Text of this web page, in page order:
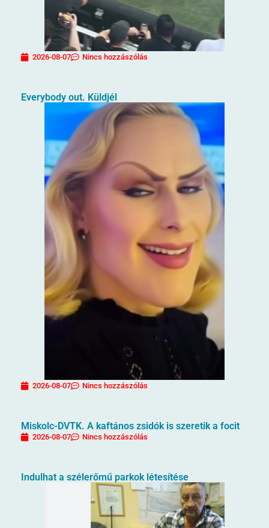
2026-08-07 Nincs hozzászólás
Everybody out. Küldjél
2026-08-07 Nincs hozzászólás
Miskolc-DVTK. A kaftános zsidók is szeretik a focit
2026-08-07 Nincs hozzászólás
Indulhat a szélerőmű parkok létesítése